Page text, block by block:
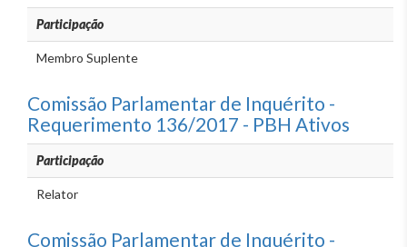
Participação
Membro Suplente
Comissão Parlamentar de Inquérito -
Requerimento 136/2017 - PBH Ativos
Participação
Relator
Comissão Parlamentar de Inquérito -